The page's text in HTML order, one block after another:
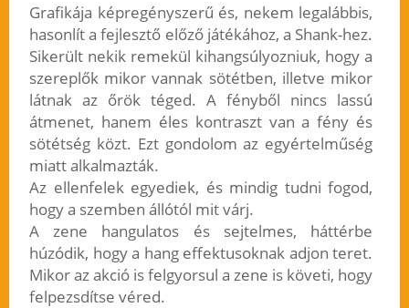
Grafikája képregényszerű és, nekem legalábbis,
hasonlít a fejlesztő előző játékához, a Shank-hez.
Sikerült nekik remekül kihangsúlyozniuk, hogy a
szereplők mikor vannak sötétben, illetve mikor
látnak az őrök téged. A fényből nincs lassú
átmenet, hanem éles kontraszt van a fény és
sötétség közt. Ezt gondolom az egyértelműség
miatt alkalmazták.
Az ellenfelek egyediek, és mindig tudni fogod,
hogy a szemben állótól mit várj.
A zene hangulatos és sejtelmes, háttérbe
húzódik, hogy a hang effektusoknak adjon teret.
Mikor az akció is felgyorsul a zene is követi, hogy
felpezsdítse véred.